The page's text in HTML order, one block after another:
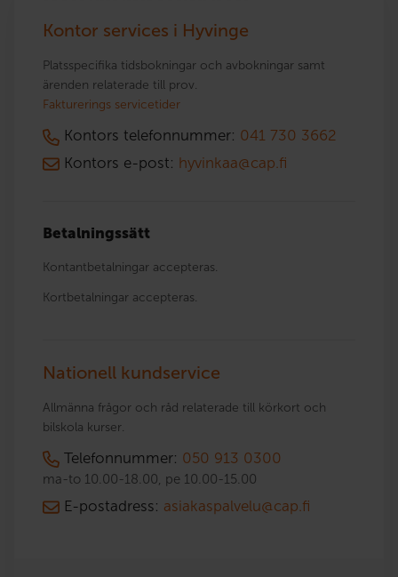
Kontor services i Hyvinge
Platsspecifika tidsbokningar och avbokningar samt
ärenden relaterade till prov.
Fakturerings servicetider
Kontors telefonnummer: 041 730 3662
Kontors e-post: hyvinkaa@cap.fi
Betalningssätt
Kontantbetalningar accepteras.
Kortbetalningar accepteras.
Nationell kundservice
Allmänna frågor och råd relaterade till körkort och
bilskola kurser.
Telefonnummer: 050 913 0300
ma-to 10.00-18.00, pe 10.00-15.00
E-postadress: asiakaspalvelu@cap.fi